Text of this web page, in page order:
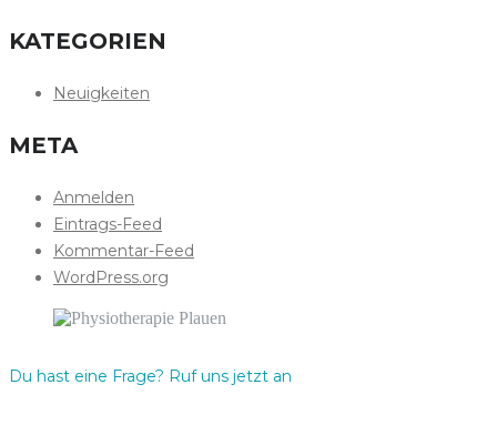
KATEGORIEN
Neuigkeiten
META
Anmelden
Eintrags-Feed
Kommentar-Feed
WordPress.org
Du hast eine Frage? Ruf uns jetzt an